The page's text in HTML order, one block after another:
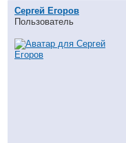
Сергей Егоров
Пользователь